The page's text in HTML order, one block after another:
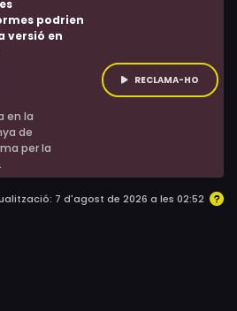
podrien
versió en
en la
de
per la
RECLAMA-HO
7 d'agost de 2026 a les 02:52